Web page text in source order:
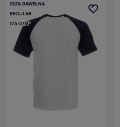
100% BAWEŁNA
REGULAR
175 G/M²